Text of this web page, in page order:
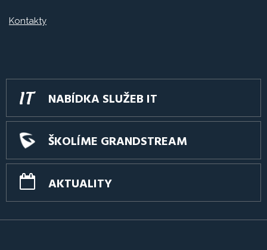
Kontakty
NABÍDKA SLUŽEB IT
ŠKOLÍME GRANDSTREAM
AKTUALITY